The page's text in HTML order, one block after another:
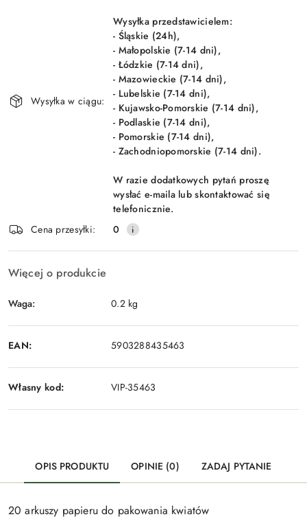
Wyślij
Wysyłka w ciągu:
Wysyłka przedstawicielem:
- Śląskie (24h),
- Małopolskie (7-14 dni),
- Łódzkie (7-14 dni),
- Mazowieckie (7-14 dni),
- Lubelskie (7-14 dni),
- Kujawsko-Pomorskie (7-14 dni),
- Podlaskie (7-14 dni),
- Pomorskie (7-14 dni),
- Zachodniopomorskie (7-14 dni).
W razie dodatkowych pytań proszę
wysłać e-maila lub skontaktować się
telefonicznie.
Cena przesyłki:
0
Więcej o produkcie
Waga: 0.2 kg
EAN: 5903288435463
Własny kod: VIP-35463
OPIS PRODUKTU OPINIE (0) ZADAJ PYTANIE
20 arkuszy papieru do pakowania kwiatów